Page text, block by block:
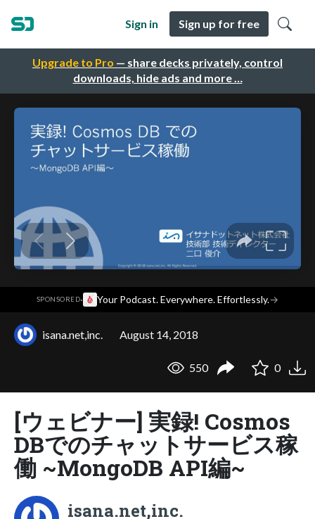
Upgrade to Pro — share decks privately, control
downloads, hide ads and more …
Sign in Sign up for free
SPONSORED· Your Podcast. Everywhere. Effortlessly.→
isana.net,inc. August 14, 2018
550 0
[ウェビナー] 実録! Cosmos
DBでのチャットサービス稼
働 ~MongoDB API編~
isana.net,inc.